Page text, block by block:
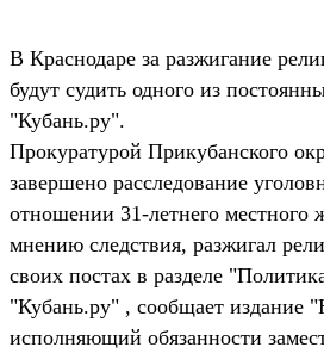
В Краснодаре за разжигание
будут судить одного из
"Кубань.ру".
Прокуратурой Прикубанского
завершено расследование
отношении 31-летнего местного
мнению следствия, разжигал
своих постах в разделе
"Кубань.ру" , сообщает издание
исполняющий обязанности